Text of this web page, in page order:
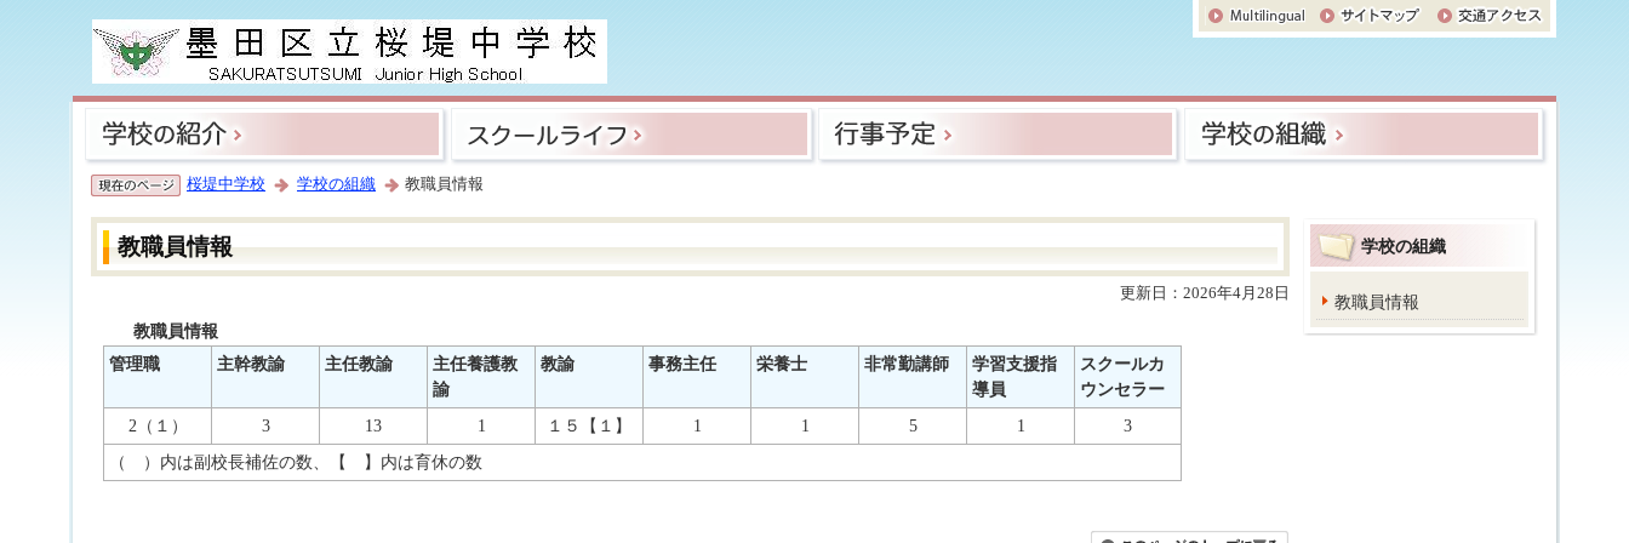
桜堤中学校 学校の組織 教職員情報
教職員情報
更新日：2026年4月28日
教職員情報
管理職
主幹教諭 主任教諭
主任養護教
諭
教諭 事務主任 栄養士 非常勤講師
学習支援指
導員
スクールカ
ウンセラー
2（１）
3 13 1 １５【１】 1 1 5 1
3
（ ）内は副校長補佐の数、【 】内は育休の数
学校の組織
教職員情報